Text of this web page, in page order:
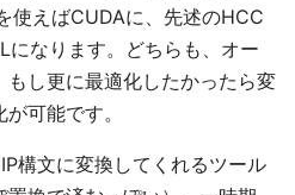
使えばCUDAに、先述のHCC
になります。どちらも、オー
し更に最適化したかったら変
可能です。
構文に変換してくれるツール